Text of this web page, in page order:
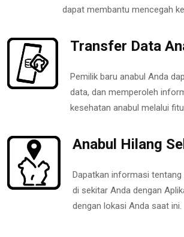
dapat membantu mencegah
Transfer Data
Pemilik baru anabul Anda
data, dan memperoleh
kesehatan anabul melalui
Anabul Hilang
Dapatkan informasi tentang
di sekitar Anda dengan
dengan lokasi Anda saat ini.